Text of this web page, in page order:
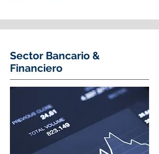
Sector Bancario &
Financiero